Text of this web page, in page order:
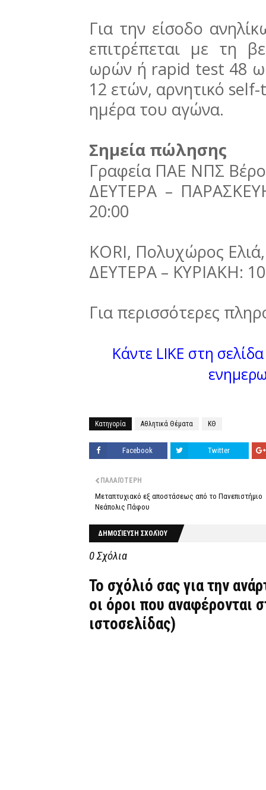
Για την είσοδο
επιτρέπεται με τη
ωρών ή rapid test 48
12 ετών, αρνητικό self-
ημέρα του αγώνα.
Σημεία πώλησης
Γραφεία ΠΑΕ ΝΠΣ
ΔΕΥΤΕΡΑ –
20:00
KORI, Πολυχώρος
ΔΕΥΤΕΡΑ – ΚΥΡΙΑΚΗ:
Για περισσότερες
Κάντε LIKE στη
Κατηγορία Αθλητικά Θέματα ΚΘ
Facebook Twitter
ΠΑΛΑΙΌΤΕΡΗ
Μεταπτυχιακό εξ αποστάσεως από το Πανεπιστήμιο
Νεάπολις Πάφου
ΔΗΜΟΣΊΕΥΣΗ ΣΧΟΛΊΟΥ
0 Σχόλια
Το σχόλιό σας για την
οι όροι που αναφέρονται
ιστοσελίδας)